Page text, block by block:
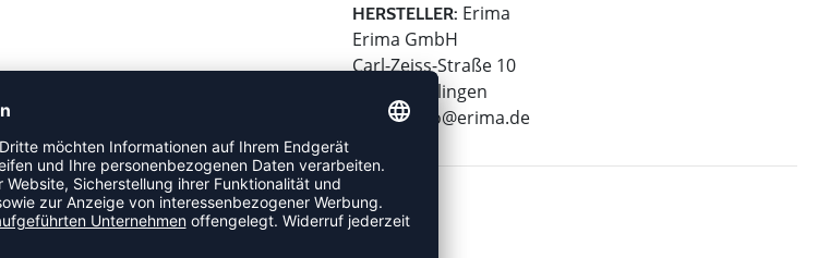
HERSTELLER: Erima
Erima GmbH
Carl-Zeiss-Straße 10
72793 Pfullingen
E-Mail: info@erima.de